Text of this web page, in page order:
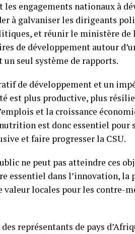
engagements nationaux à
à galvaniser les dirigeants
et réunir le ministère de
de développement autour
un seul système de rapports.
de développement et un
est plus productive, plus
et la croissance
est donc essentiel
et faire progresser la CSU.
ne peut pas atteindre ces
essentiel dans l’innovation, la
valeur locales pour les contre-
représentants de pays